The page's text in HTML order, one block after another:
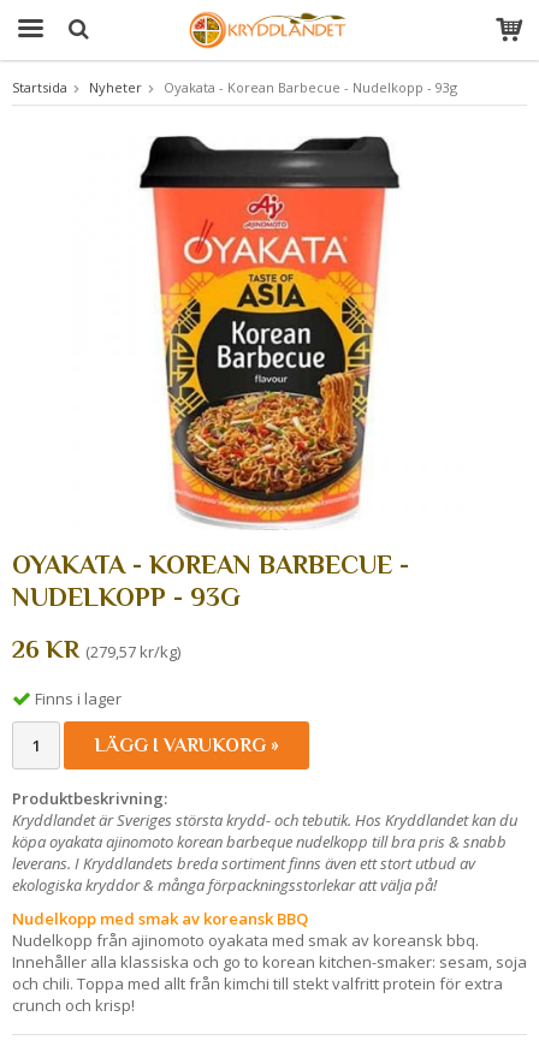
Produkten har blivit tillagd i varukorgen
Startsida Nyheter Oyakata - Korean Barbecue - Nudelkopp - 93g
OYAKATA - KOREAN BARBECUE -
NUDELKOPP - 93G
26 KR (279,57 kr/kg)
Finns i lager
LÄGG I VARUKORG »
Produktbeskrivning:
Kryddlandet är Sveriges största krydd- och tebutik. Hos Kryddlandet kan du
köpa oyakata ajinomoto korean barbeque nudelkopp till bra pris & snabb
leverans. I Kryddlandets breda sortiment finns även ett stort utbud av
ekologiska kryddor & många förpackningsstorlekar att välja på!
Nudelkopp med smak av koreansk BBQ
Nudelkopp från ajinomoto oyakata med smak av koreansk bbq.
Innehåller alla klassiska och go to korean kitchen-smaker: sesam, soja
och chili. Toppa med allt från kimchi till stekt valfritt protein för extra
crunch och krisp!